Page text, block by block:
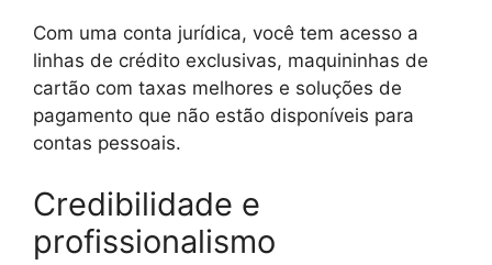
Com uma conta jurídica, você tem acesso a
linhas de crédito exclusivas, maquininhas de
cartão com taxas melhores e soluções de
pagamento que não estão disponíveis para
contas pessoais.
Credibilidade e
profissionalismo